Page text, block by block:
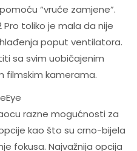
“vruće zamjene”.
Pro toliko je mala da nije
poput ventilatora.
sa svim uobičajenim
filmskim kamerama.
razne mogućnosti za
kao što su crno-bijela
fokusa. Najvažnija opcija